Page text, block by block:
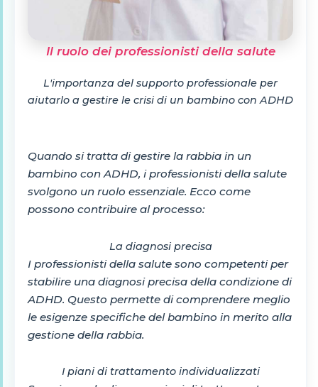
Il ruolo dei professionisti della salute
L'importanza del supporto professionale per
aiutarlo a gestire le crisi di un bambino con ADHD
Quando si tratta di gestire la rabbia in un
bambino con ADHD, i professionisti della salute
svolgono un ruolo essenziale. Ecco come
possono contribuire al processo:
La diagnosi precisa
I professionisti della salute sono competenti per
stabilire una diagnosi precisa della condizione di
ADHD. Questo permette di comprendere meglio
le esigenze specifiche del bambino in merito alla
gestione della rabbia.
I piani di trattamento individualizzati